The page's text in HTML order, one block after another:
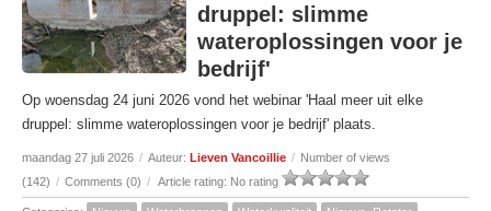
druppel: slimme
wateroplossingen voor je
bedrijf'
Op woensdag 24 juni 2026 vond het webinar 'Haal meer uit elke
druppel: slimme wateroplossingen voor je bedrijf' plaats.
maandag 27 juli 2026 / Auteur: Lieven Vancoillie / Number of views
(142) / Comments (0) / Article rating: No rating